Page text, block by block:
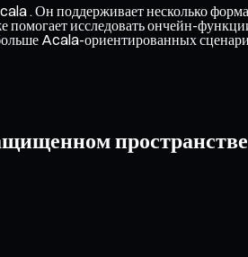
. Он поддерживает несколько
исследовать ончейн-
Acala-ориентированных
пространстве